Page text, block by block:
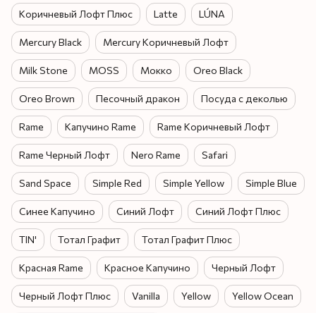
Коричневый Лофт Плюс Latte LÚNA
Mercury Black Mercury Коричневый Лофт
Milk Stone MOSS Мокко Oreo Black
Oreo Brown Песочный дракон Посуда с деколью
Rame Капучино Rame Rame Коричневый Лофт
Rame Черный Лофт Nero Rame Safari
Sand Space Simple Red Simple Yellow Simple Blue
Синее Капучино Синий Лофт Синий Лофт Плюс
TIN' Тотал Графит Тотал Графит Плюс
Красная Rame Красное Капучино Черный Лофт
Черный Лофт Плюс Vanilla Yellow Yellow Ocean